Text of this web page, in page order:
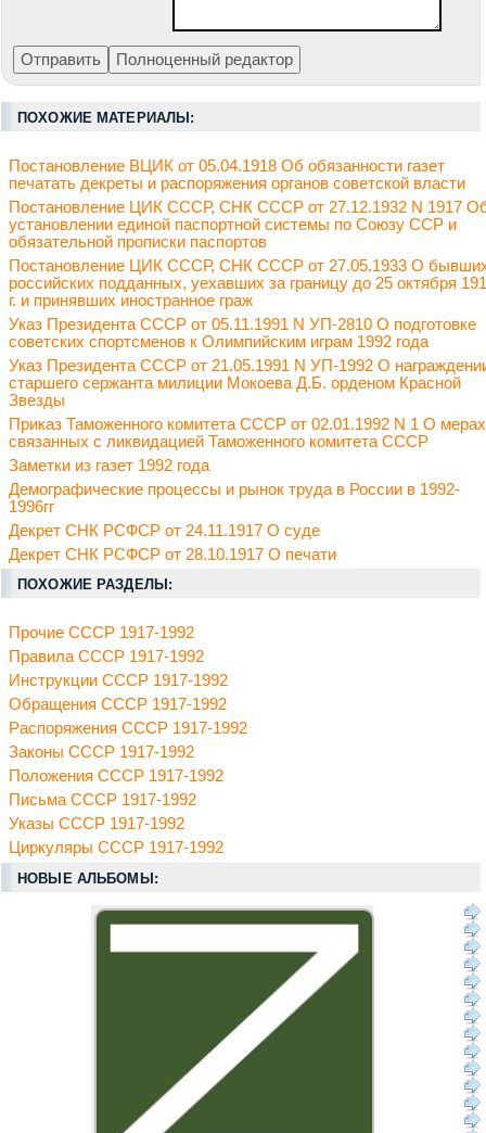
ПОХОЖИЕ МАТЕРИАЛЫ:
Постановление ВЦИК от 05.04.1918 Об обязанности газет
печатать декреты и распоряжения органов советской власти
Постановление ЦИК СССР, СНК СССР от 27.12.1932 N 1917
установлении единой паспортной системы по Союзу ССР и
обязательной прописки паспортов
Постановление ЦИК СССР, СНК СССР от 27.05.1933 О
российских подданных, уехавших за границу до 25 октября
г. и принявших иностранное граж
Указ Президента СССР от 05.11.1991 N УП-2810 О подготовке
советских спортсменов к Олимпийским играм 1992 года
Указ Президента СССР от 21.05.1991 N УП-1992 О
старшего сержанта милиции Мокоева Д.Б. орденом Красной
Звезды
Приказ Таможенного комитета СССР от 02.01.1992 N 1 О
связанных с ликвидацией Таможенного комитета СССР
Заметки из газет 1992 года
Демографические процессы и рынок труда в России в 1992-
1996гг
Декрет СНК РСФСР от 24.11.1917 О суде
Декрет СНК РСФСР от 28.10.1917 О печати
ПОХОЖИЕ РАЗДЕЛЫ:
Прочие СССР 1917-1992
Правила СССР 1917-1992
Инструкции СССР 1917-1992
Обращения СССР 1917-1992
Распоряжения СССР 1917-1992
Законы СССР 1917-1992
Положения СССР 1917-1992
Письма СССР 1917-1992
Указы СССР 1917-1992
Циркуляры СССР 1917-1992
НОВЫЕ АЛЬБОМЫ: